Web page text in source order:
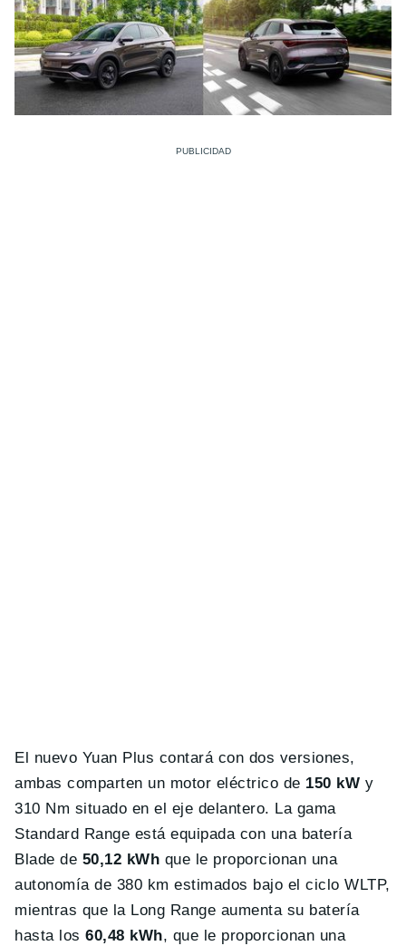
El nuevo Yuan Plus contará con dos versiones,
ambas comparten un motor eléctrico de 150 kW y
310 Nm situado en el eje delantero. La gama
Standard Range está equipada con una batería
Blade de 50,12 kWh que le proporcionan una
autonomía de 380 km estimados bajo el ciclo WLTP,
mientras que la Long Range aumenta su batería
hasta los60,48 kWh, que le proporcionan una